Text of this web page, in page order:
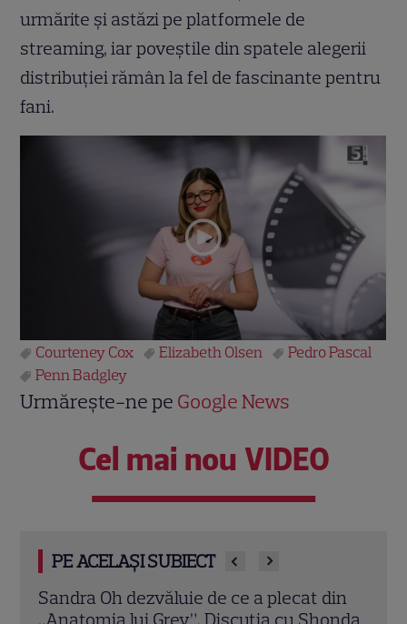
urmărite și astăzi pe platformele de
streaming, iar poveștile din spatele alegerii
distribuției rămân la fel de fascinante pentru
fani.
Courteney Cox Elizabeth Olsen
Pedro Pascal
Penn Badgley
Urmărește-ne pe Google News
Cel mai nou VIDEO
PE ACELAȘI SUBIECT
„Sărmana Maria” intră pe VOYO. Cum